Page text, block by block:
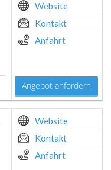
Website
Kontakt
Anfahrt
Angebot anfordern
Website
Kontakt
Anfahrt